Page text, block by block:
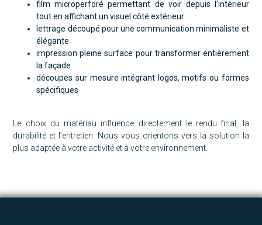
film microperforé permettant de voir depuis l’intérieur
tout en affichant un visuel côté extérieur
lettrage découpé pour une communication minimaliste et
élégante
impression pleine surface pour transformer entièrement
la façade
découpes sur mesure intégrant logos, motifs ou formes
spécifiques
Le choix du matériau influence directement le rendu final, la
durabilité et l’entretien. Nous vous orientons vers la solution la
plus adaptée à votre activité et à votre environnement.